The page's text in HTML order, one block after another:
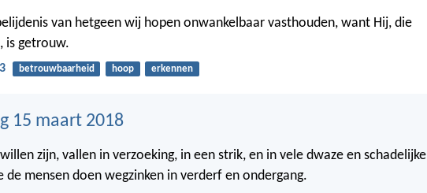
van hetgeen wij hopen onwankelbaar vasthouden, want Hij, die
is getrouw.
betrouwbaarheid hoop erkennen
15 maart 2018
zijn, vallen in verzoeking, in een strik, en in vele dwaze en schadelijke
de mensen doen wegzinken in verderf en ondergang.